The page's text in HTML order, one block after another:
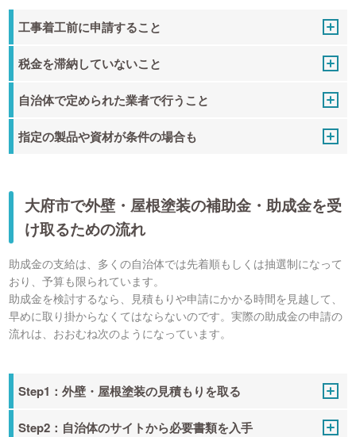
工事着工前に申請すること
税金を滞納していないこと
自治体で定められた業者で行うこと
指定の製品や資材が条件の場合も
大府市で外壁・屋根塗装の補助金・助成金を受
け取るための流れ
助成金の支給は、多くの自治体では先着順もしくは抽選制になって
おり、予算も限られています。
助成金を検討するなら、見積もりや申請にかかる時間を見越して、
早めに取り掛からなくてはならないのです。実際の助成金の申請の
流れは、おおむね次のようになっています。
Step1：外壁・屋根塗装の見積もりを取る
Step2：自治体のサイトから必要書類を入手